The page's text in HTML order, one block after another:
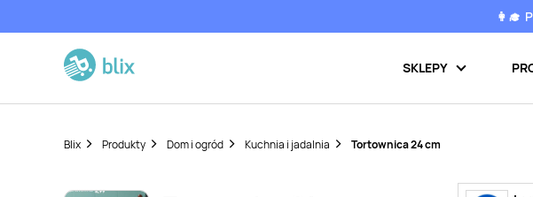
👩‍🎓
SKLEPY
Blix Produkty Dom i ogród Kuchnia i jadalnia Tortownica 24 cm